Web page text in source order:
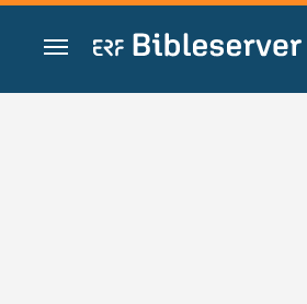
Zum Inhalt springen